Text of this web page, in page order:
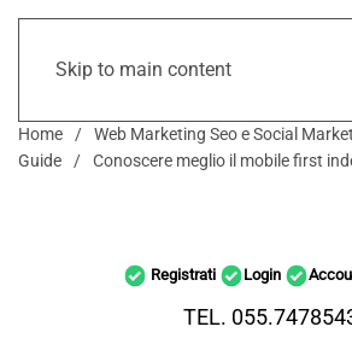
Skip to main content
Home
Web Marketing Seo e Social
Guide
Conoscere meglio il mobile first
Registrati Login
TEL.